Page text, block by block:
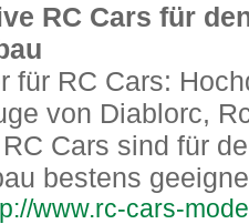
RC Cars für
für RC Cars:
von Diablorc,
Cars sind für
bestens
www.rc-cars-